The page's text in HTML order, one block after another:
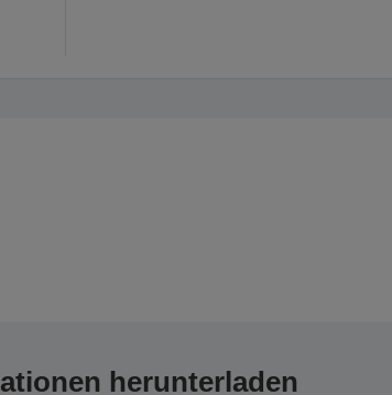
herunterladen